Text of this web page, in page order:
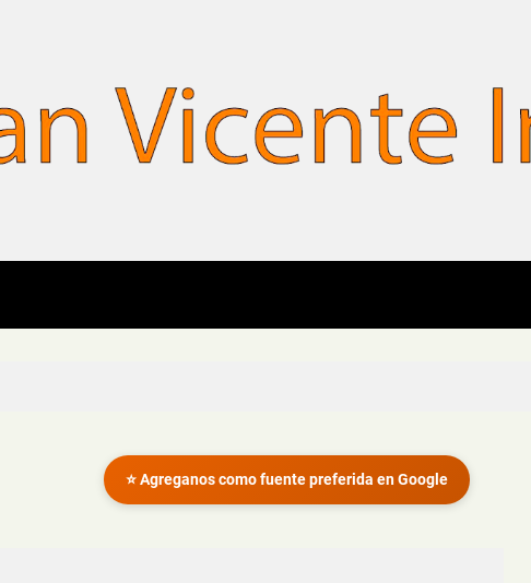
⭐ Agreganos como fuente preferida en Google